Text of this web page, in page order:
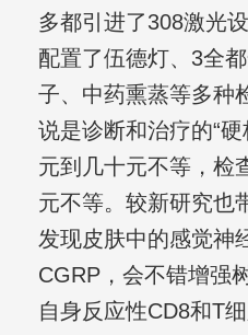
多都引进了308激光
配置了伍德灯、3全
子、中药熏蒸等多种
说是诊断和治疗的“
元到几十元不等，检
元不等。较新研究也
发现皮肤中的感觉神
CGRP，会不错增强
自身反应性CD8和T